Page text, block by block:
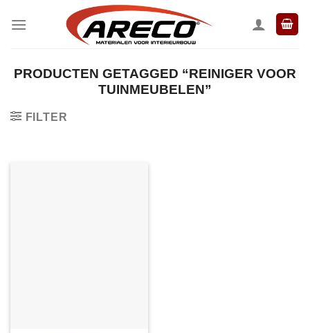
naar
PRODUCTEN GETAGGED “REINIGER VOOR
TUINMEUBELEN”
FILTER